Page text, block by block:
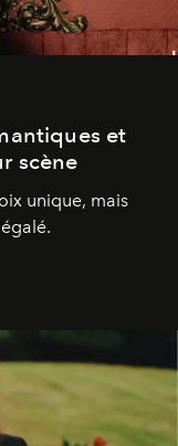
et
scène
unique, mais